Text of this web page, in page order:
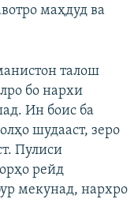
маҳдуд ва
талош
бо нархи
Ин боис ба
шудааст, зеро
Пулиси
рейд
мекунад, нархро